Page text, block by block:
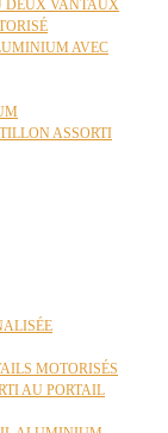
DEUX VANTAUX
AVEC
ASSORTI
MOTORISÉS
AU PORTAIL